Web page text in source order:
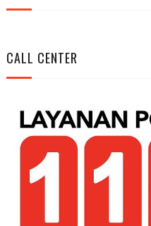
CALL CENTER